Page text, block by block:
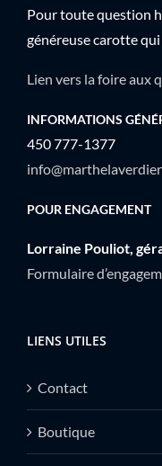
Pour toute question
généreuse carotte qui
Lien vers la foire aux
INFORMATIONS
450 777-1377
POUR ENGAGEMENT
Lorraine Pouliot,
Formulaire
LIENS UTILES
Contact
Boutique